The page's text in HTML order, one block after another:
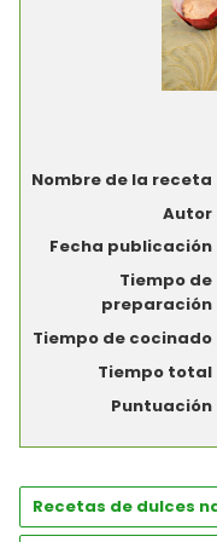
Nombre de la receta
Autor
Fecha publicación
Tiempo de
preparación
Tiempo de cocinado
Tiempo total
Puntuación
Recetas de dulces